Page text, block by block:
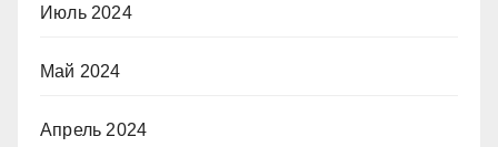
Июль 2024
Май 2024
Апрель 2024